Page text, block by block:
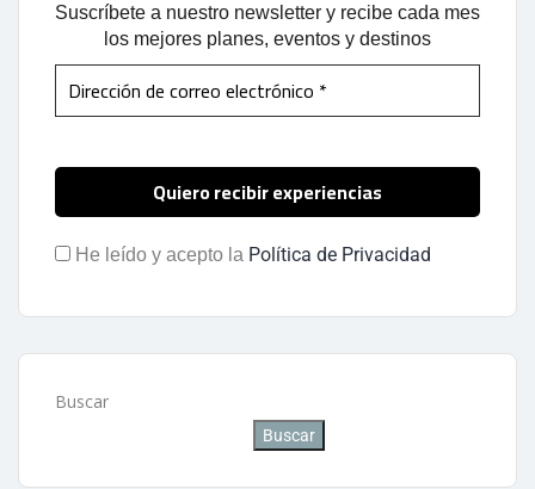
Suscríbete a nuestro newsletter y recibe cada mes
los mejores planes, eventos y destinos
He leído y acepto la Política de Privacidad
Buscar
Buscar